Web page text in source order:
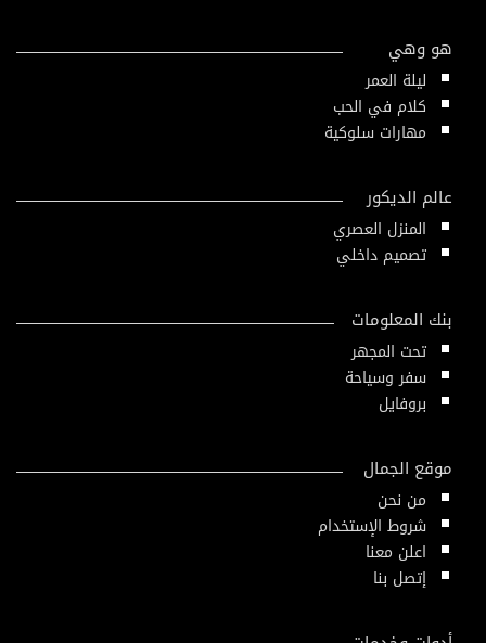
هو وهي
ليلة العمر
كلام في الحب
مهارات سلوكية
عالم الديكور
المنزل العصري
تصميم داخلي
بنك المعلومات
تحت المجهر
سفر وسياحة
بروفايل
موقع الجمال
من نحن
شروط الإستخدام
اعلن معنا
إتصل بنا